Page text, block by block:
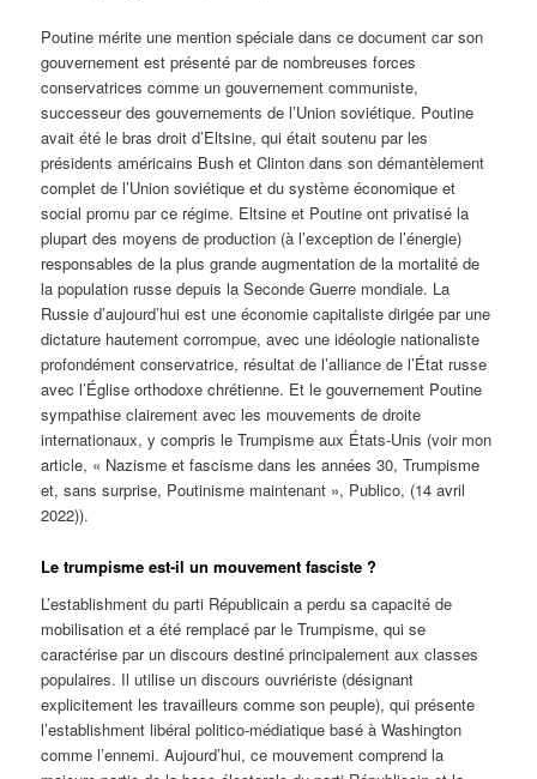
Poutine mérite une mention spéciale dans ce document car son
gouvernement est présenté par de nombreuses forces
conservatrices comme un gouvernement communiste,
successeur des gouvernements de l’Union soviétique. Poutine
avait été le bras droit d’Eltsine, qui était soutenu par les
présidents américains Bush et Clinton dans son démantèlement
complet de l’Union soviétique et du système économique et
social promu par ce régime. Eltsine et Poutine ont privatisé la
plupart des moyens de production (à l’exception de l’énergie)
responsables de la plus grande augmentation de la mortalité de
la population russe depuis la Seconde Guerre mondiale. La
Russie d’aujourd’hui est une économie capitaliste dirigée par une
dictature hautement corrompue, avec une idéologie nationaliste
profondément conservatrice, résultat de l’alliance de l’État russe
avec l’Église orthodoxe chrétienne. Et le gouvernement Poutine
sympathise clairement avec les mouvements de droite
internationaux, y compris le Trumpisme aux États-Unis (voir mon
article, « Nazisme et fascisme dans les années 30, Trumpisme
et, sans surprise, Poutinisme maintenant », Publico, (14 avril
2022)).
Le trumpisme est-il un mouvement fasciste ?
L’establishment du parti Républicain a perdu sa capacité de
mobilisation et a été remplacé par le Trumpisme, qui se
caractérise par un discours destiné principalement aux classes
populaires. Il utilise un discours ouvriériste (désignant
explicitement les travailleurs comme son peuple), qui présente
l’establishment libéral politico-médiatique basé à Washington
comme l’ennemi. Aujourd’hui, ce mouvement comprend la